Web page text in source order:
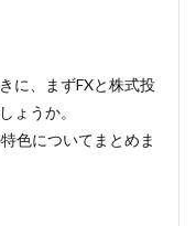
に、まずFXと株式投
ょうか。
色についてまとめま